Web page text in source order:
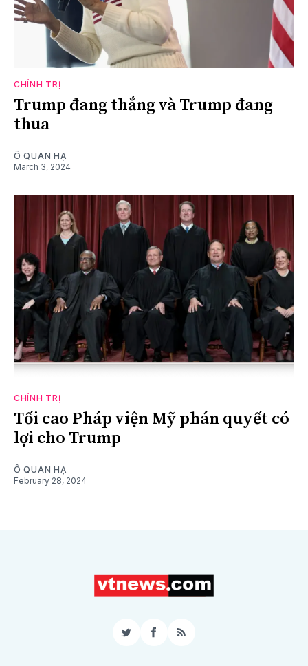
CHÍNH TRỊ
Trump đang thắng và Trump đang
thua
Ô QUAN HẠ
March 3, 2024
CHÍNH TRỊ
Tối cao Pháp viện Mỹ phán quyết có
lợi cho Trump
Ô QUAN HẠ
February 28, 2024
TwitterFacebook
RSS